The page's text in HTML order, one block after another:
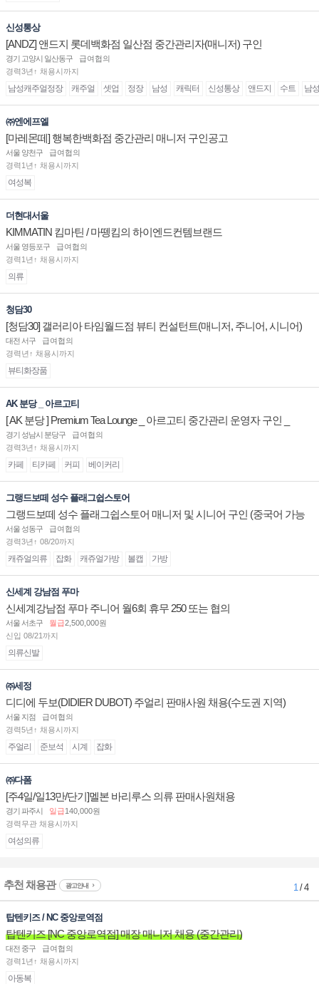
신성통상
[ANDZ] 앤드지 롯데백화점 일산점 중간관리자(매니저) 구인
경기 고양시 일산동구
급여협의
경력3년↑ 채용시까지
남성캐주얼정장 캐주얼 셋업 정장 남성 캐릭터 신성통상 앤드지 수트 남
㈜엔에프엘
[마레몬떼] 행복한백화점 중간관리 매니저 구인공고
서울 양천구
급여협의
경력1년↑ 채용시까지
여성복
더현대서울
KIMMATIN 킴마틴 / 마뗑킴의 하이엔드컨템브랜드
서울 영등포구
급여협의
경력1년↑ 채용시까지
의류
청담30
[청담30] 갤러리아 타임월드점 뷰티 컨설턴트(매니저, 주니어, 시니어)
채용
대전 서구
급여협의
경력년↑ 채용시까지
뷰티화장품
AK 분당 _ 아르고티
[ AK 분당 ] Premium Tea Lounge _ 아르고티 중간관리 운영자 구인 _
경기 성남시 분당구
급여협의
경력3년↑ 채용시까지
카페 티카페 커피 베이커리
그랭드보떼 성수 플래그쉽스토어
그랭드보떼 성수 플래그쉽스토어 매니저 및 시니어 구인 (중국어 가능
자)
서울 성동구
급여협의
경력3년↑ 08/20까지
캐쥬얼의류 잡화 캐쥬얼가방 볼캡 가방
신세계 강남점 푸마
신세계강남점 푸마 주니어 월6회 휴무 250 또는 협의
서울 서초구 월급2,500,000원
신입 08/21까지
의류신발
㈜세정
디디에 두보(DIDIER DUBOT) 주얼리 판매사원 채용(수도권 지역)
서울 지점
급여협의
경력5년↑ 채용시까지
주얼리 준보석 시계 잡화
㈜다폼
[주4일/일13만/단기]멜본 바리루스 의류 판매사원채용
경기 파주시 일급140,000원
경력무관 채용시까지
여성의류
추천 채용관 광고안내 1/ 4
탑텐키즈 / NC 중앙로역점
탑텐키즈 [NC 중앙로역점] 매장 매니저 채용 (중간관리)
대전 중구
급여협의
경력1년↑ 채용시까지
아동복